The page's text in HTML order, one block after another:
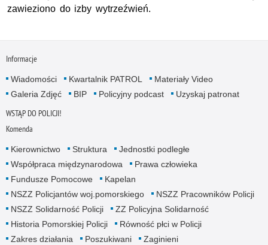
zawieziono do izby wytrzeźwień.
Informacje
Wiadomości Kwartalnik PATROL
Materiały Video
Galeria Zdjęć
BIP Policyjny podcast Uzyskaj patronat
WSTĄP DO POLICJI!
Komenda
Kierownictwo Struktura
Jednostki podległe
Współpraca międzynarodowa
Prawa człowieka
Fundusze Pomocowe
Kapelan
NSZZ Policjantów woj.pomorskiego
NSZZ Pracowników Policji
NSZZ Solidarność Policji
ZZ Policyjna Solidarność
Historia Pomorskiej Policji
Równość płci w Policji
Zakres działania
Poszukiwani Zaginieni